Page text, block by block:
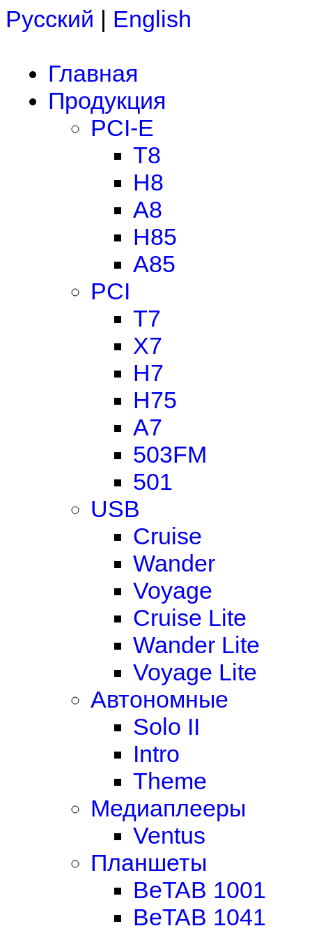
Русский | English
Главная
Продукция
PCI-E
T8
H8
A8
H85
A85
PCI
T7
X7
H7
H75
A7
503FM
501
USB
Cruise
Wander
Voyage
Cruise Lite
Wander Lite
Voyage Lite
Автономные
Solo II
Intro
Theme
Медиаплееры
Ventus
Планшеты
BeTAB 1001
BeTAB 1041